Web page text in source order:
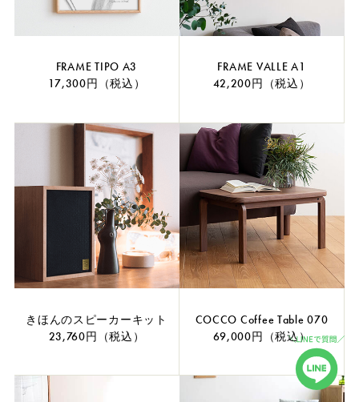
FRAME TIPO A3
17,300円（税込）
FRAME VALLE A1
42,200円（税込）
きほんのスピーカーキット
23,760円（税込）
COCCO Coffee Table 070
69,000円（税込）